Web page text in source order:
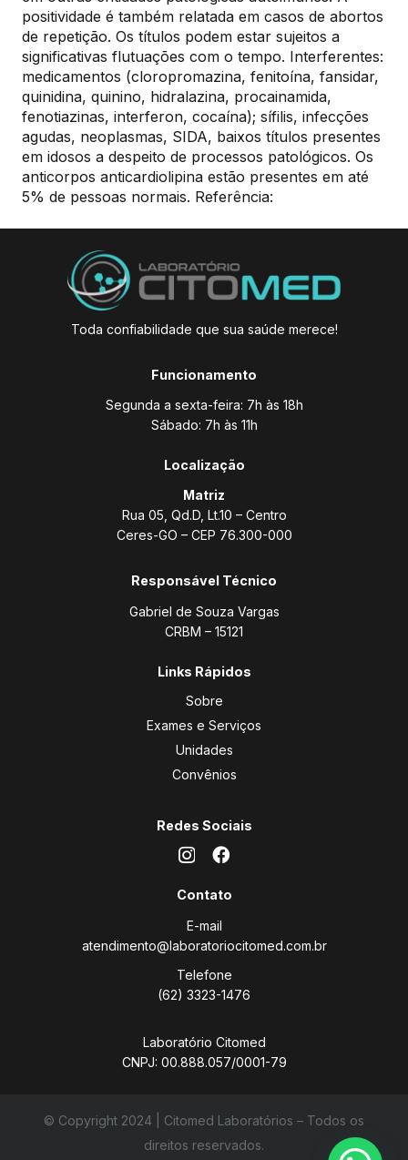
positividade é também relatada em casos de abortos
de repetição. Os títulos podem estar sujeitos a
significativas flutuações com o tempo. Interferentes:
medicamentos (cloropromazina, fenitoína, fansidar,
quinidina, quinino, hidralazina, procainamida,
fenotiazinas, interferon, cocaína); sífilis, infecções
agudas, neoplasmas, SIDA, baixos títulos presentes
em idosos a despeito de processos patológicos. Os
anticorpos anticardiolipina estão presentes em até
5% de pessoas normais. Referência:
Toda confiabilidade que sua saúde merece!
Funcionamento
Segunda a sexta-feira: 7h às 18h
Sábado: 7h às 11h
Localização
Matriz
Rua 05, Qd.D, Lt.10 – Centro
Ceres-GO – CEP 76.300-000
Responsável Técnico
Gabriel de Souza Vargas
CRBM – 15121
Links Rápidos
Sobre
Exames e Serviços
Unidades
Convênios
Redes Sociais
Contato
E-mail
atendimento@laboratoriocitomed.com.br
Telefone
(62) 3323-1476
Laboratório Citomed
CNPJ: 00.888.057/0001-79
© Copyright 2024 | Citomed Laboratórios – Todos os
direitos reservados.